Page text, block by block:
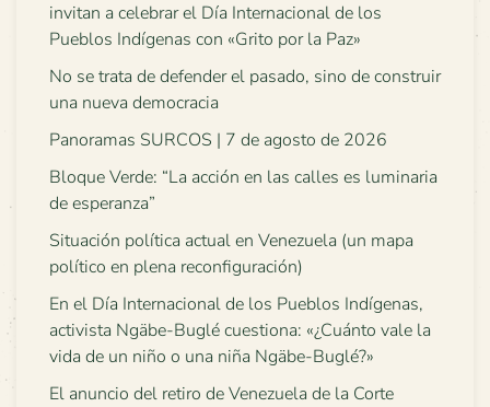
invitan a celebrar el Día Internacional de los
Pueblos Indígenas con «Grito por la Paz»
No se trata de defender el pasado, sino de construir
una nueva democracia
Panoramas SURCOS | 7 de agosto de 2026
Bloque Verde: “La acción en las calles es luminaria
de esperanza”
Situación política actual en Venezuela (un mapa
político en plena reconfiguración)
En el Día Internacional de los Pueblos Indígenas,
activista Ngäbe-Buglé cuestiona: «¿Cuánto vale la
vida de un niño o una niña Ngäbe-Buglé?»
El anuncio del retiro de Venezuela de la Corte